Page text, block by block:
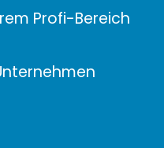
Profi-Bereich